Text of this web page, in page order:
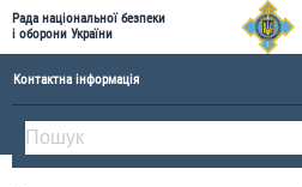
Рада національної безпеки
і оборони України
Контактна інформація
ПРО РНБОУ
Склад Ради національної безпеки і оборони України